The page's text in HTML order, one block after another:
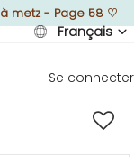
metz - Page 58♡
Français
Se connecter